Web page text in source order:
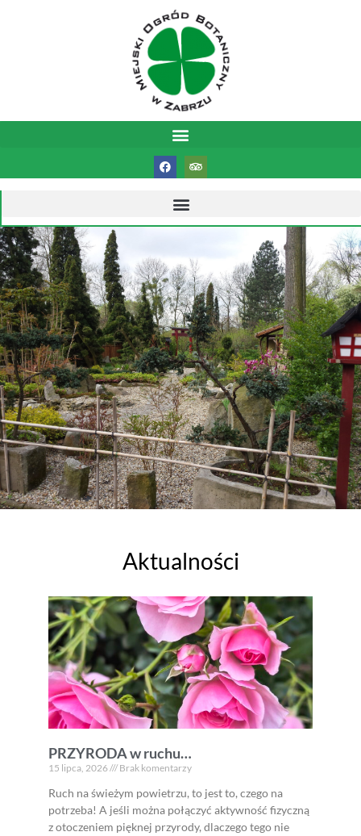
Aktualności
PRZYRODA w ruchu…
15 lipca, 2026 Brak komentarzy
Ruch na świeżym powietrzu, to jest to, czego na
potrzeba! A jeśli można połączyć aktywność fizyczną
z otoczeniem pięknej przyrody, dlaczego tego nie